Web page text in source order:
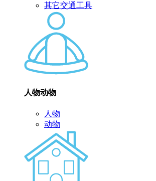
其它交通工具
人物动物
人物
动物